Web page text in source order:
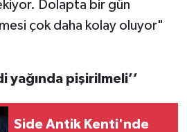
Dolapta bir gün
çok daha kolay oluyor"
yağında pişirilmeli’’
Side Antik Kenti'nde